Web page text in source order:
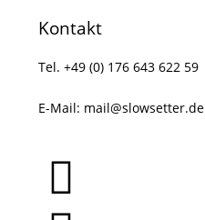
Kontakt
Tel. +49 (0) 176 643 622 59
E-Mail: mail@slowsetter.de